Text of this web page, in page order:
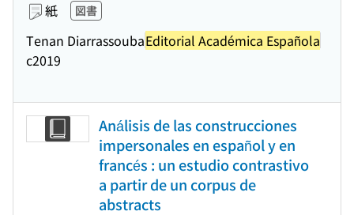
紙 図書
Tenan DiarrassoubaEditorial Académica Española
c2019
Análisis de las construcciones
impersonales en español y en
francés : un estudio contrastivo
a partir de un corpus de
abstracts